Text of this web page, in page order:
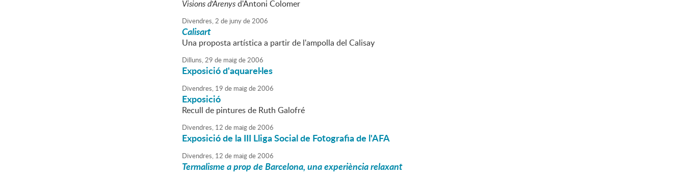
Visions d'Arenysd'Antoni Colomer
Divendres,2 de junyde2006
Calisart
Una proposta artística a partir de l'ampolla del Calisay
Dilluns,29 de maigde2006
Exposició d'aquarel·les
Divendres, 19 de maigde2006
Exposició
Recull de pintures de Ruth Galofré
Divendres, 12 de maigde2006
Exposició de la III Lliga Social de Fotografia de l'AFA
Divendres, 12 de maigde2006
Termalisme a prop de Barcelona, una experiència relaxant